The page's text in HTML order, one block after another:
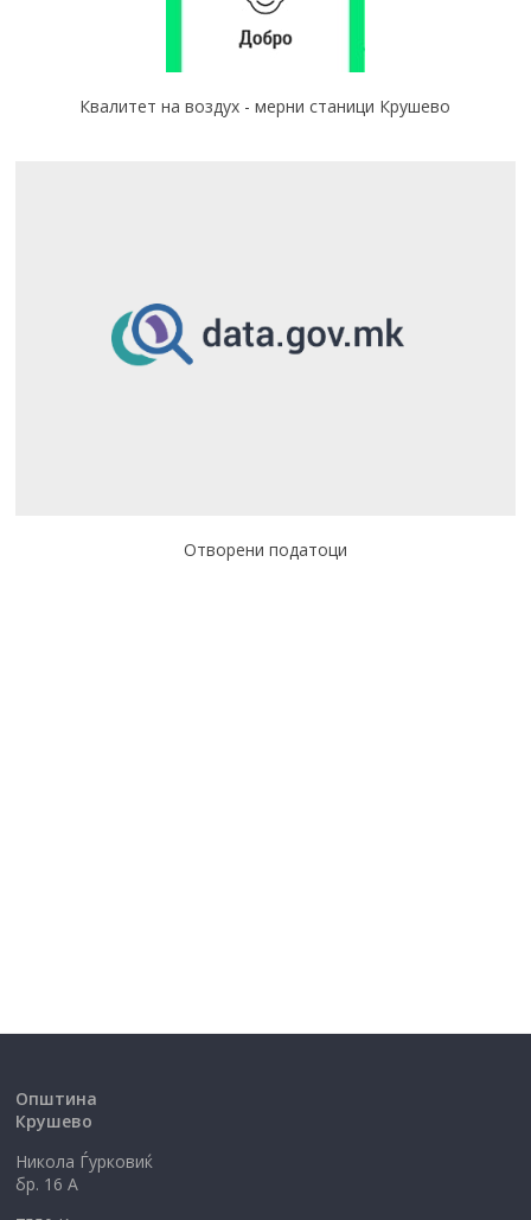
Квалитет на воздух - мерни станици Крушево
Отворени податоци
Општина
Крушево
Никола Ѓурковиќ
бр. 16 А